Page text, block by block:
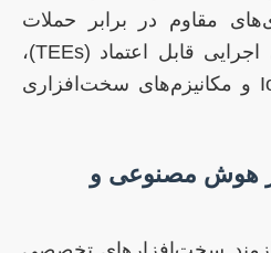
مقاوم در برابر حملات
سخت‌افزاری، محیط‌های اجرایی قابل اعتماد (TEEs)،
امنیت در سخت‌افزار IoT و مکانیزم‌های سخت‌افزاری
هوش مصنوعی و